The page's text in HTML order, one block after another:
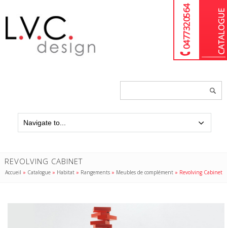
04 77 32 05 64
REVOLVING CABINET
Accueil » Catalogue » Habitat » Rangements » Meubles de complément » Revolving Cabinet